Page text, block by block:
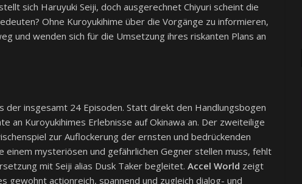
sich Haruyuki Seiji, doch ausgerechnet Chiyuri scheint die
Ohne Kuroyukihime über die Vorgänge zu informieren,
und wenden sich für die Umsetzung ihres riskanten Plans an
der insgesamt 24 Episoden. Statt direkt den Handlungsbogen
an Kuroyukihimes Erlebnisse auf Okinawa an. Der zweiteilige
zur Auflockerung der ernsten und bedrückenden
einem mysteriösen und gefährlichen Gegner stellen muss, fehlt
mit Seiji alias Dusk Taker begleitet. Accel World zeigt
gewohnt actionreich, spannend und zugleich dialog- und